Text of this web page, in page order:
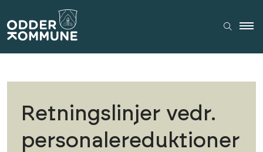
Retningslinjer vedr.
personalereduktioner